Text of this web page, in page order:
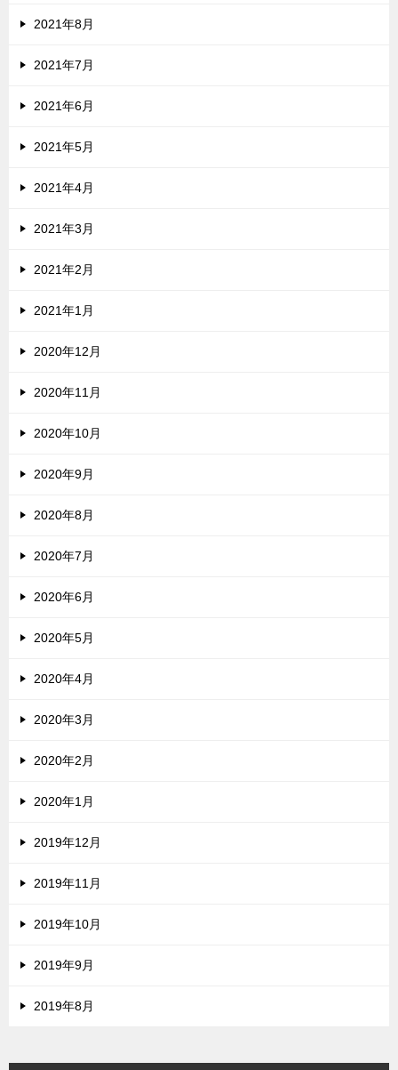
2021年8月
2021年7月
2021年6月
2021年5月
2021年4月
2021年3月
2021年2月
2021年1月
2020年12月
2020年11月
2020年10月
2020年9月
2020年8月
2020年7月
2020年6月
2020年5月
2020年4月
2020年3月
2020年2月
2020年1月
2019年12月
2019年11月
2019年10月
2019年9月
2019年8月